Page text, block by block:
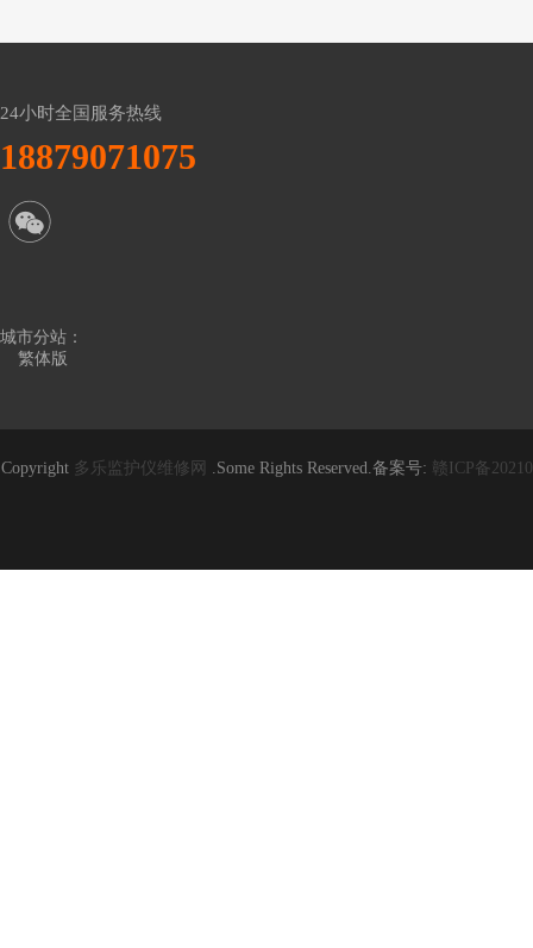
24小时全国服务热线
18879071075
城市分站：
繁体版
Copyright 多乐监护仪维修网 .Some Rights Reserved.备案号: 赣ICP备